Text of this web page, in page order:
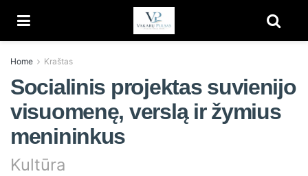
Home Kraštas
Socialinis projektas suvienijo
visuomenę, verslą ir žymius
menininkus
Kultūra